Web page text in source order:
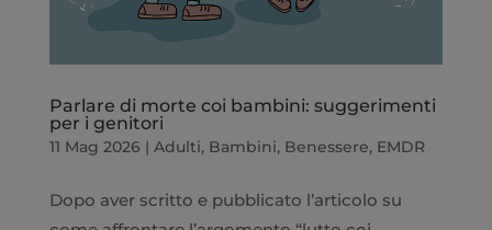
Parlare di morte coi bambini: suggerimenti
per i genitori
11 Mag 2026 | Adulti, Bambini, Benessere, EMDR
Dopo aver scritto e pubblicato l’articolo su